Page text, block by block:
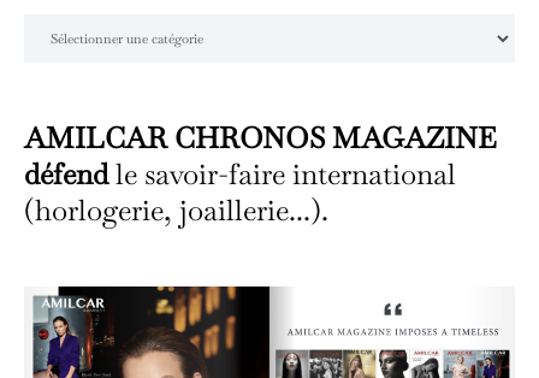
AMILCAR CHRONOS MAGAZINE
défendle savoir-faire international
(horlogerie, joaillerie...).